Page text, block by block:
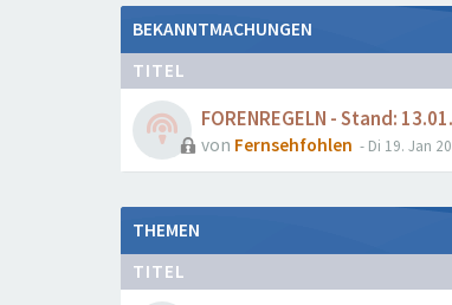
BEKANNTMACHUNGEN
TITEL
FORENREGELN - Stand:
von Fernsehfohlen - Di 19. Jan
THEMEN
TITEL